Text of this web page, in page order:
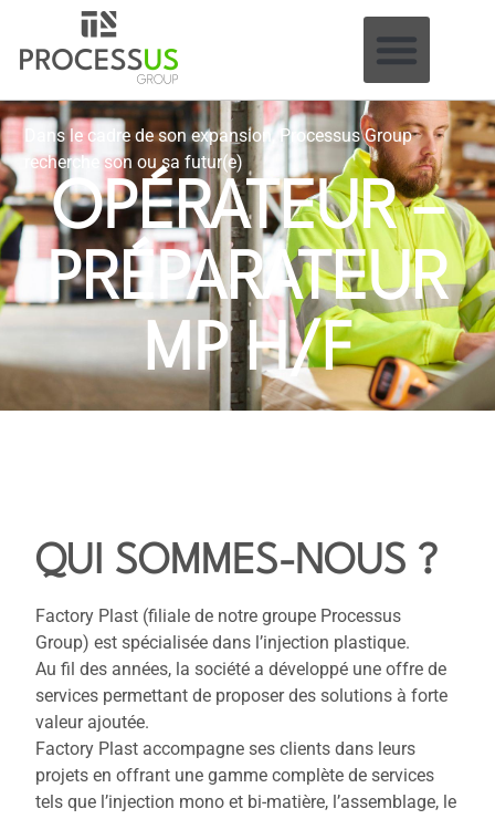
Dans le cadre de son expansion, Processus Group
recherche son ou sa futur(e)
OPÉRATEUR –
PRÉPARATEUR
MP H/F
QUI SOMMES-NOUS ?
Factory Plast (filiale de notre groupe Processus
Group) est spécialisée dans l’injection plastique.
Au fil des années, la société a développé une offre de
services permettant de proposer des solutions à forte
valeur ajoutée.
Factory Plast accompagne ses clients dans leurs
projets en offrant une gamme complète de services
tels que l’injection mono et bi-matière, l’assemblage, le